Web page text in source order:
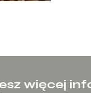
więcej